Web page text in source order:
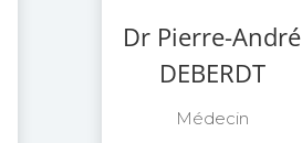
Dr Pierre-André
DEBERDT
Médecin